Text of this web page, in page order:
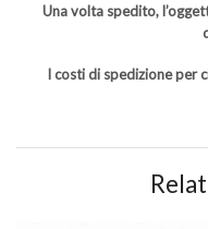
Una volta spedito,
I costi di spedizione per